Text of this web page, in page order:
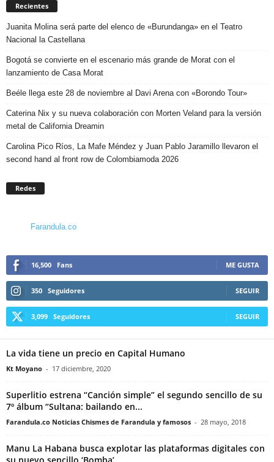
Recientes
Juanita Molina será parte del elenco de «Burundanga» en el Teatro
Nacional la Castellana
Bogotá se convierte en el escenario más grande de Morat con el
lanzamiento de Casa Morat
Beéle llega este 28 de noviembre al Davi Arena con «Borondo Tour»
Caterina Nix y su nueva colaboración con Morten Veland para la versión
metal de California Dreamin
Carolina Pico Ríos, La Mafe Méndez y Juan Pablo Jaramillo llevaron el
second hand al front row de Colombiamoda 2026
Redes
Farandula.co
16,500 Fans ME GUSTA
350 Seguidores SEGUIR
3,099 Seguidores SEGUIR
La vida tiene un precio en Capital Humano
Kt Moyano - 17 diciembre, 2020
Superlitio estrena “Canción simple” el segundo sencillo de su
7º álbum “Sultana: bailando en...
Farandula.co Noticias Chismes de Farandula y famosos - 28 mayo, 2018
Manu La Habana busca explotar las plataformas digitales con
su nuevo sencillo ‘Bomba’